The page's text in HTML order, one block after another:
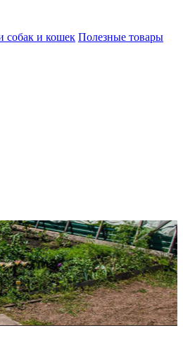
собак и кошек Полезные товары